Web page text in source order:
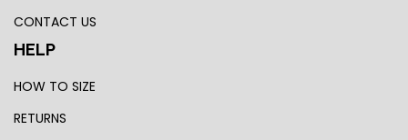
CONTACT US
HELP
HOW TO SIZE
RETURNS